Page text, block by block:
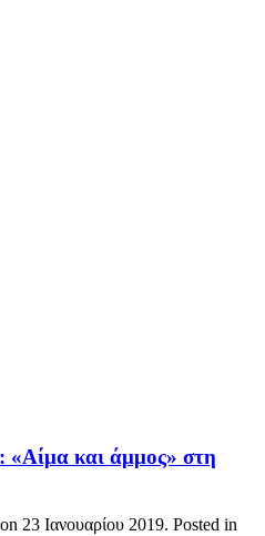
και άμμος» στη
23 Ιανουαρίου 2019. Posted in